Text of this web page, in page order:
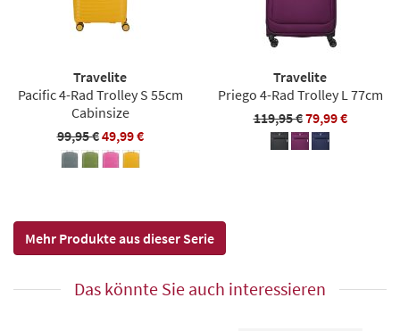
Travelite
Pacific 4-Rad Trolley S 55cm
Cabinsize
99,95 €49,99 €
Travelite
Priego 4-Rad Trolley L 77cm
119,95 €79,99 €
Mehr Produkte aus dieser Serie
Das könnte Sie auch interessieren